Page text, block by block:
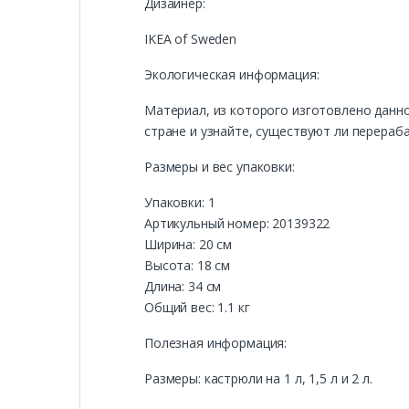
IKEA of Sweden
Экологическая информация:
Материал, из которого изготовлено
стране и узнайте, существуют ли
Размеры и вес упаковки:
Упаковки: 1
Артикульный номер: 20139322
Ширина: 20 см
Высота: 18 см
Длина: 34 см
Общий вес: 1.1 кг
Полезная информация:
Размеры: кастрюли на 1 л, 1,5 л и 2 л.